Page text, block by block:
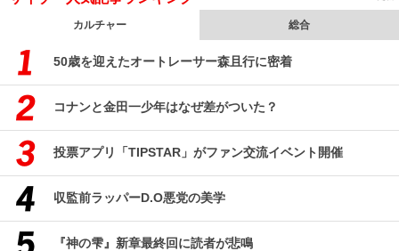
カルチャー 総合
50歳を迎えたオートレーサー森且行に密着
コナンと金田一少年はなぜ差がついた？
投票アプリ「TIPSTAR」がファン交流イベント開催
収監前ラッパーD.O悪党の美学
『神の雫』新章最終回に読者が悲鳴